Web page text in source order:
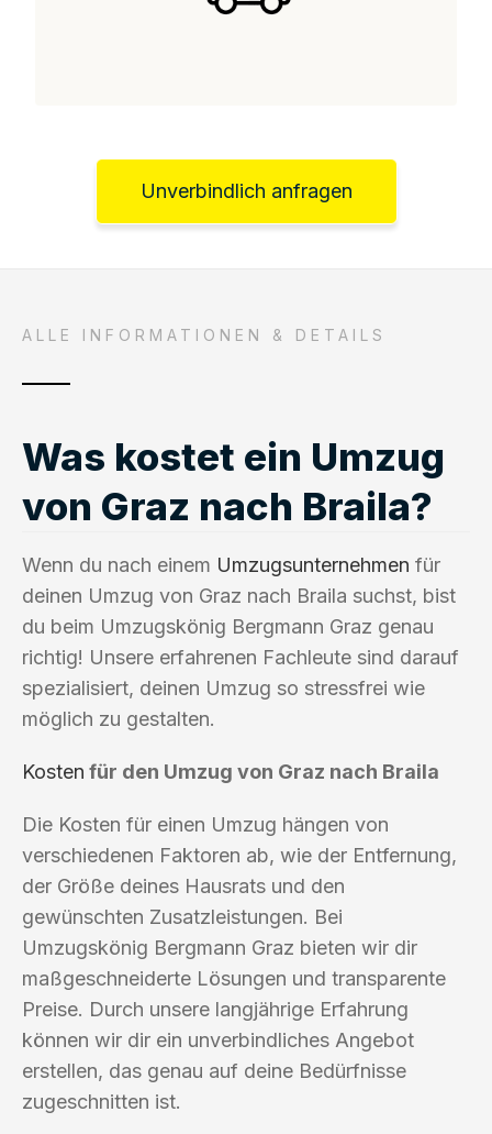
Unverbindlich anfragen
ALLE INFORMATIONEN & DETAILS
Was kostet ein Umzug
von Graz nach Braila?
Wenn du nach einem Umzugsunternehmen für
deinen Umzug von Graz nach Braila suchst, bist
du beim Umzugskönig Bergmann Graz genau
richtig! Unsere erfahrenen Fachleute sind darauf
spezialisiert, deinen Umzug so stressfrei wie
möglich zu gestalten.
Kosten für den Umzug von Graz nach Braila
Die Kosten für einen Umzug hängen von
verschiedenen Faktoren ab, wie der Entfernung,
der Größe deines Hausrats und den
gewünschten Zusatzleistungen. Bei
Umzugskönig Bergmann Graz bieten wir dir
maßgeschneiderte Lösungen und transparente
Preise. Durch unsere langjährige Erfahrung
können wir dir ein unverbindliches Angebot
erstellen, das genau auf deine Bedürfnisse
zugeschnitten ist.